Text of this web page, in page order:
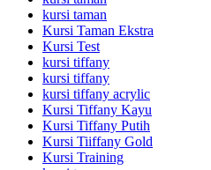
kursi taman
Kursi Taman Ekstra
Kursi Test
kursi tiffany
kursi tiffany
kursi tiffany acrylic
Kursi Tiffany Kayu
Kursi Tiffany Putih
Kursi Tiiffany Gold
Kursi Training